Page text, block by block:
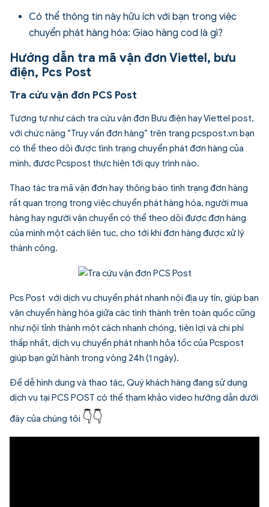
Có thể thông tin này hữu ích với bạn trong việc
chuyển phát hàng hóa: Giao hàng cod là gì?
Hướng dẫn tra mã vận đơn Viettel, bưu
điện, Pcs Post
Tra cứu vận đơn PCS Post
Tương tự như cách tra cứu vận đơn Bưu điện hay Viettel post,
với chức năng “Truy vấn đơn hàng” trên trang pcspost.vn bạn
có thể theo dõi được tình trạng chuyển phát đơn hàng của
mình, đươcPcspost thực hiện tới quy trình nào.
Thao tác tra mã vận đơn hay thông báo tình trạng đơn hàng
rất quan trọng trong việc chuyển phát hàng hóa, người mua
hàng hay người vận chuyển có thể theo dõi được đơn hàng
của mình một cách liên tục, cho tới khi đơn hàng được xử lý
thành công.
Pcs Post với dịch vụ chuyển phát nhanh nội địa uy tín, giúp bạn
vận chuyển hàng hóa giữa các tình thành trên toàn quốc cũng
như nội tỉnh thành một cách nhanh chóng, tiện lợi và chi phí
thấp nhất, dịch vụ chuyển phát nhanh hỏa tốc của Pcspost
giúp bạn gửi hành trong vòng 24h (1 ngày).
Để dễ hình dung và thao tác, Quý khách hàng đang sử dụng
dịch vụ tại PCS POST có thể tham khảo video hướng dẫn dưới
đây của chúng tôi 👇👇